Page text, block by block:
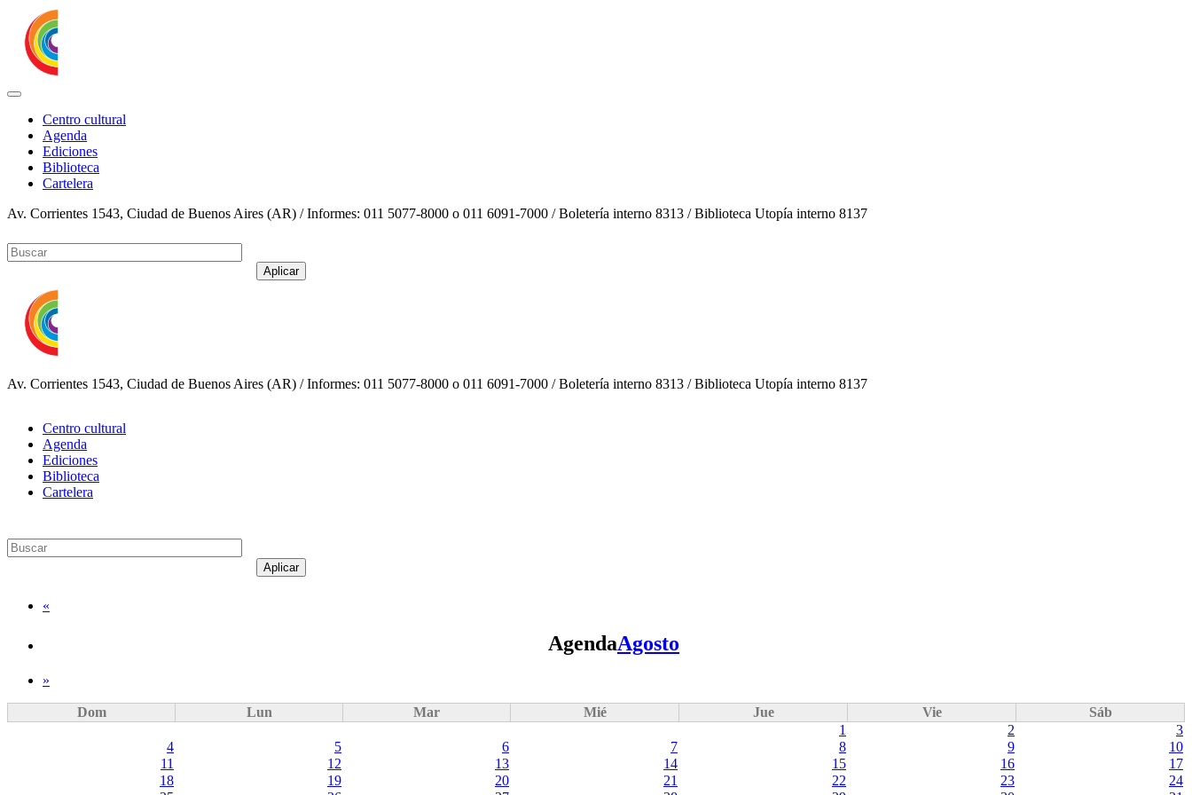
Pasar al contenido principal
Jump to main content
Centro cultural
Agenda
Ediciones
Biblioteca
Cartelera
Av. Corrientes 1543, Ciudad de Buenos Aires (AR) / Informes: 011 5077-8000 o 011 6091-7000 / Boletería interno 8313 / Biblioteca Utopía interno 8137
Aplicar
Av. Corrientes 1543, Ciudad de Buenos Aires (AR) / Informes: 011 5077-8000 o 011 6091-7000 / Boletería interno 8313 / Biblioteca Utopía interno 8137
Centro cultural
Agenda
Ediciones
Biblioteca
Cartelera
Aplicar
«
AgendaAgosto
»
Dom Lun Mar Mié Jue Vie
Sáb
1
2
3
4
5 6 7 8 9
10
11
12 13 14 15 16
17
18
19 20 21 22 23
24